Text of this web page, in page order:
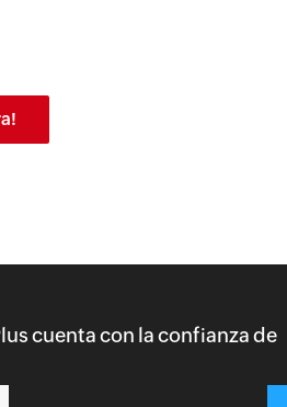
cuenta con la confianza de